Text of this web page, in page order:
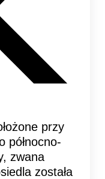
przy
północno-
zwana
została